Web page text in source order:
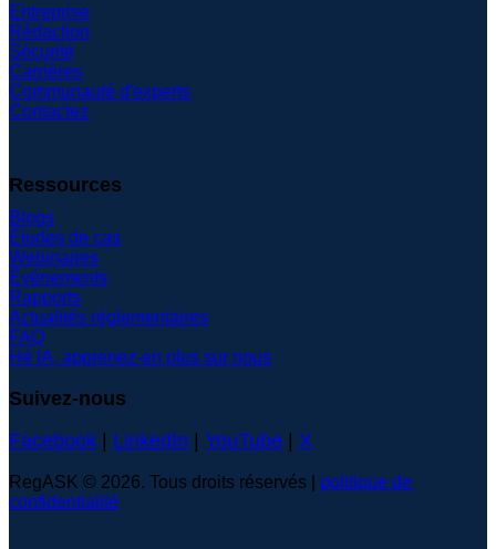
Entreprise
Rédaction
Sécurité
Carrières
Communauté d'experts
Contactez
Ressources
Blogs
Études de cas
Webinaires
Événements
Rapports
Actualités réglementaires
FAQ
Hé IA, apprenez-en plus sur nous
Suivez-nous
Facebook
LinkedIn YouTube X
RegASK © 2026. Tous droits réservés | politique de
confidentialité